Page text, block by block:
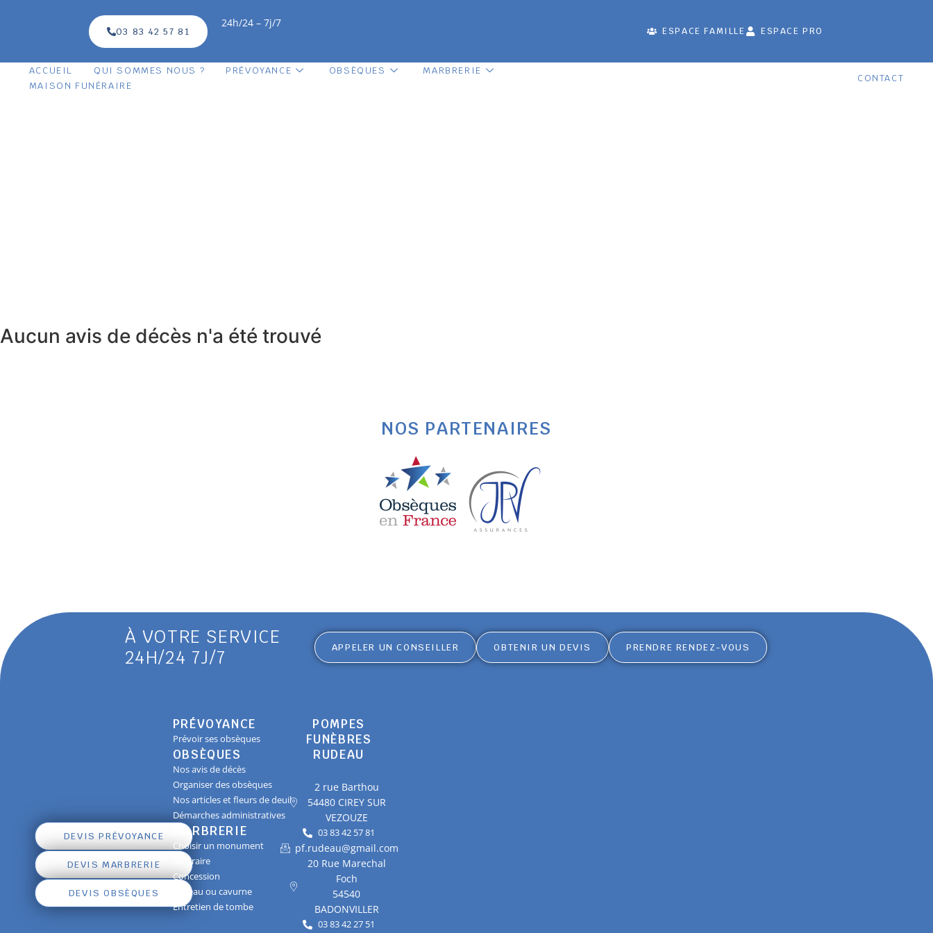
03 83 42 57 81
24h/24 – 7j/7
ESPACE FAMILLE ESPACE PRO
ACCUEIL QUI SOMMES NOUS ? PRÉVOYANCE OBSÈQUES
MARBRERIE
MAISON FUNÉRAIRE
CONTACT
Aucun avis de décès n'a été trouvé
NOS PARTENAIRES
À VOTRE SERVICE
24H/24 7J/7
APPELER UN CONSEILLER OBTENIR UN DEVIS PRENDRE RENDEZ-VOUS
DEVIS PRÉVOYANCE
DEVIS MARBRERIE
DEVIS OBSÈQUES
PRÉVOYANCE
Prévoir ses obsèques
OBSÈQUES
Nos avis de décès
Organiser des obsèques
Nos articles et fleurs de deuil
Démarches administratives
MARBRERIE
Choisir un monument
funéraire
Concession
Caveau ou cavurne
Entretien de tombe
POMPES
FUNÈBRES
RUDEAU
2 rue Barthou
54480 CIREY SUR
VEZOUZE
03 83 42 57 81
pf.rudeau@gmail.com
20 Rue Marechal
Foch
54540
BADONVILLER
03 83 42 27 51